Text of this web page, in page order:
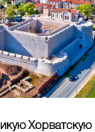
Хорватскую